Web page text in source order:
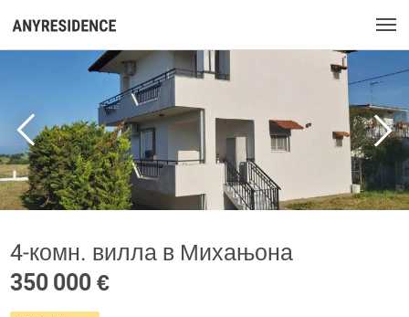
4-комн. вилла в Михањона
350 000 €